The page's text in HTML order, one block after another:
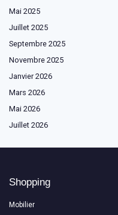
Mai 2025
Juillet 2025
Septembre 2025
Novembre 2025
Janvier 2026
Mars 2026
Mai 2026
Juillet 2026
Shopping
Mobilier